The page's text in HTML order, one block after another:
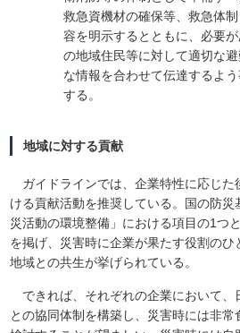
救急資機材の確保等、救急体
容を明示するとともに、必要
の地域住民等に対して適切な
な情報を合わせて伝達するよ
する。
地域に対する貢献
ガイドラインでは、企業特性に応じた
ける貢献活動を推奨している。国の防
災活動の環境整備」における項目の1つ
を掲げ、災害時に企業が果たす役割の
地域との共生が挙げられている。
できれば、それぞれの企業において、
との協同体制を構築し、災害時には非